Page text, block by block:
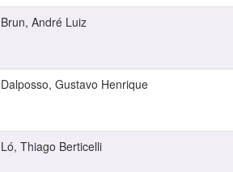
Brun, André Luiz
Dalposso, Gustavo Henrique
Ló, Thiago Berticelli